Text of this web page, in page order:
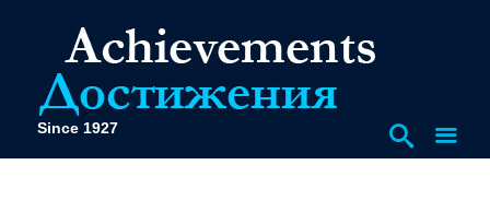
Since 1927